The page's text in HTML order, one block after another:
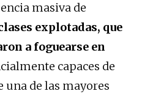
masiva de
explotadas, que
a foguearse en
capaces de
una de las mayores